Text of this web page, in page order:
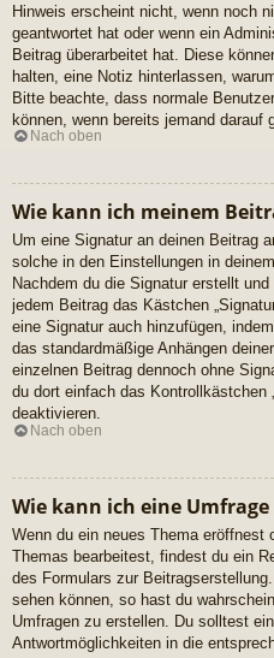
Hinweis erscheint nicht, wenn noch
geantwortet hat oder wenn ein
Beitrag überarbeitet hat. Diese
halten, eine Notiz hinterlassen,
Bitte beachte, dass normale
können, wenn bereits jemand darauf
Nach oben
Wie kann ich meinem
Um eine Signatur an deinen Beitrag
solche in den Einstellungen in
Nachdem du die Signatur erstellt
jedem Beitrag das Kästchen
eine Signatur auch hinzufügen,
das standardmäßige Anhängen
einzelnen Beitrag dennoch ohne
du dort einfach das Kontrollkästchen
deaktivieren.
Nach oben
Wie kann ich eine
Wenn du ein neues Thema eröffnest
Themas bearbeitest, findest du ein
des Formulars zur
sehen können, so hast du
Umfragen zu erstellen. Du solltest
Antwortmöglichkeiten in die